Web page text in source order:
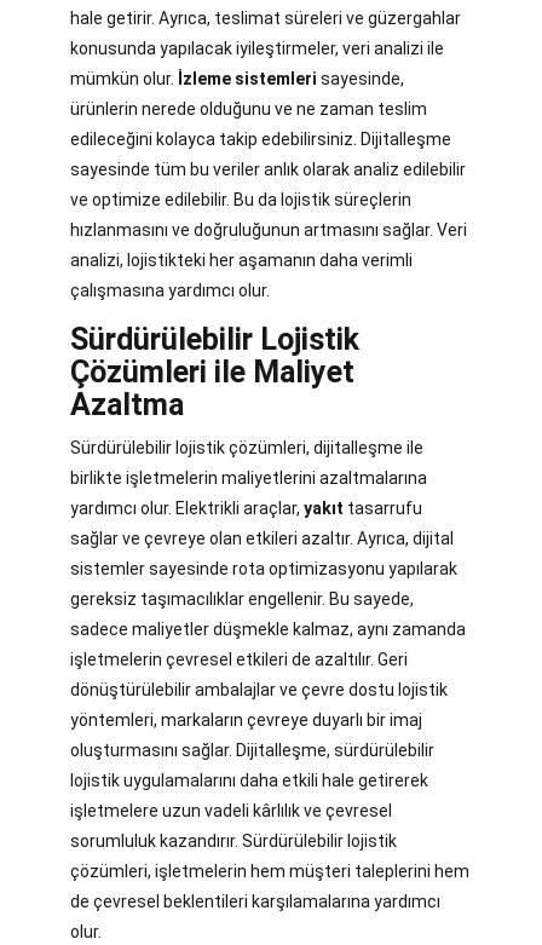
hale getirir. Ayrıca, teslimat süreleri ve güzergahlar
konusunda yapılacak iyileştirmeler, veri analizi ile
mümkün olur. İzleme sistemleri sayesinde,
ürünlerin nerede olduğunu ve ne zaman teslim
edileceğini kolayca takip edebilirsiniz. Dijitalleşme
sayesinde tüm bu veriler anlık olarak analiz edilebilir
ve optimize edilebilir. Bu da lojistik süreçlerin
hızlanmasını ve doğruluğunun artmasını sağlar. Veri
analizi, lojistikteki her aşamanın daha verimli
çalışmasına yardımcı olur.
Sürdürülebilir Lojistik
Çözümleri ile Maliyet
Azaltma
Sürdürülebilir lojistik çözümleri, dijitalleşme ile
birlikte işletmelerin maliyetlerini azaltmalarına
yardımcı olur. Elektrikli araçlar, yakıt tasarrufu
sağlar ve çevreye olan etkileri azaltır. Ayrıca, dijital
sistemler sayesinde rota optimizasyonu yapılarak
gereksiz taşımacılıklar engellenir. Bu sayede,
sadece maliyetler düşmekle kalmaz, aynı zamanda
işletmelerin çevresel etkileri de azaltılır. Geri
dönüştürülebilir ambalajlar ve çevre dostu lojistik
yöntemleri, markaların çevreye duyarlı bir imaj
oluşturmasını sağlar. Dijitalleşme, sürdürülebilir
lojistik uygulamalarını daha etkili hale getirerek
işletmelere uzun vadeli kârlılık ve çevresel
sorumluluk kazandırır. Sürdürülebilir lojistik
çözümleri, işletmelerin hem müşteri taleplerini hem
de çevresel beklentileri karşılamalarına yardımcı
olur.